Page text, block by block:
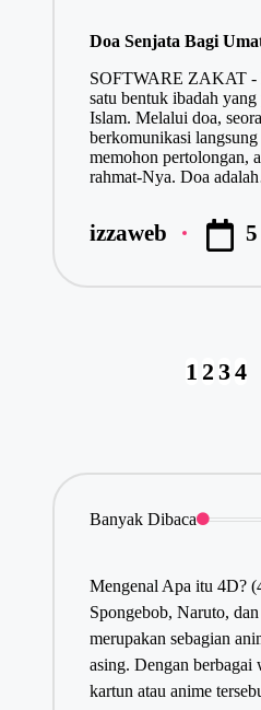
Doa Senjata Bagi
SOFTWARE ZAKAT -
satu bentuk ibadah
Islam. Melalui doa,
berkomunikasi
memohon pertolongan,
rahmat-Nya. Doa
Posted
izzaweb
1 2 34
Banyak Dibaca
Mengenal Apa itu 4D?
Spongebob, Naruto,
merupakan sebagian
asing. Dengan berbagai
kartun atau anime